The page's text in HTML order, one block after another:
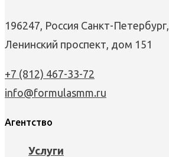
196247, Россия Санкт-Петербург,
Ленинский проспект, дом 151
+7 (812) 467-33-72
info@formulasmm.ru
Агентство
Услуги